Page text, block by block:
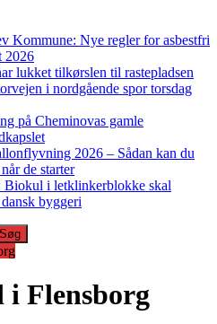
Kommune: Nye regler for asbestfri
2026
lukket tilkørslen til rastepladsen
i nordgående spor torsdag
på Cheminovas gamle
2026 – Sådan kan du
de starter
Biokul i letklinkerblokke skal
byggeri
i Flensborg